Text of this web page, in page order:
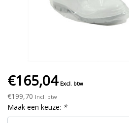
€165,04 Excl. btw
€199,70 Incl. btw
Maak een keuze: *